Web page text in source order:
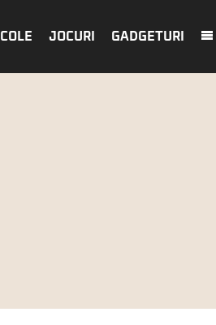
JOCURI GADGETURI